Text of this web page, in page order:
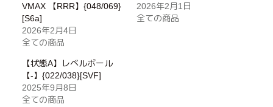
VMAX 【RRR】{048/069}
[S6a]
2026年2月4日
全ての商品
2026年2月1日
全ての商品
【状態A】レベルボール
【-】{022/038}[SVF]
2025年9月8日
全ての商品